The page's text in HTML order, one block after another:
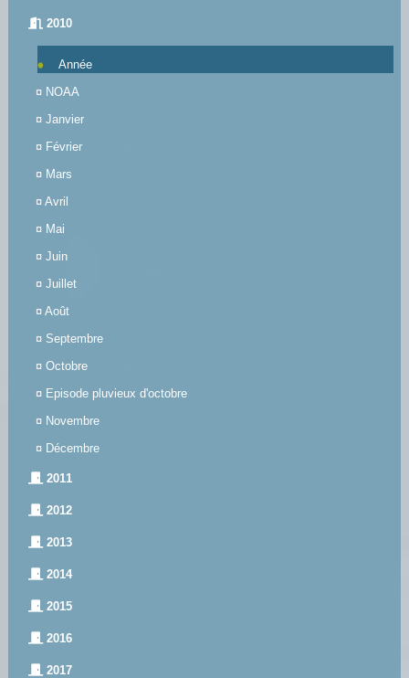
2010
Année
¤ NOAA
¤ Janvier
¤ Février
¤ Mars
¤ Avril
¤ Mai
¤ Juin
¤ Juillet
¤ Août
¤ Septembre
¤ Octobre
¤ Episode pluvieux d'octobre
¤ Novembre
¤ Décembre
2011
2012
2013
2014
2015
2016
2017